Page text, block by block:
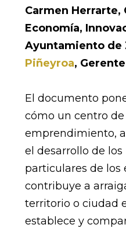
Carmen Herrarte,
Economía,
Ayuntamiento de
Piñeyroa,
El documento
cómo un centro
emprendimiento,
el desarrollo de los
particulares de los
contribuye a
territorio o ciudad
establece y